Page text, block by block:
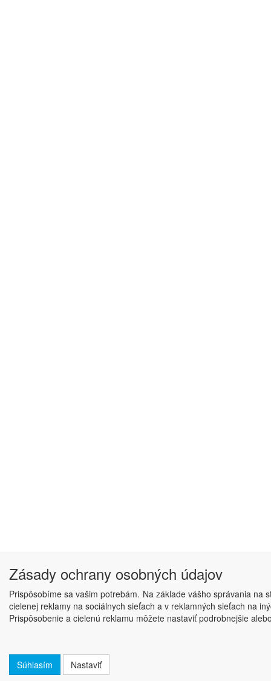
Zásady ochrany osobných údajov
Prispôsobíme sa vašim potrebám. Na základe vášho správania
cielenej reklamy na sociálnych sieťach a v reklamných sieťach na
Prispôsobenie a cielenú reklamu môžete nastaviť podrobnejšie
Súhlasím Nastaviť